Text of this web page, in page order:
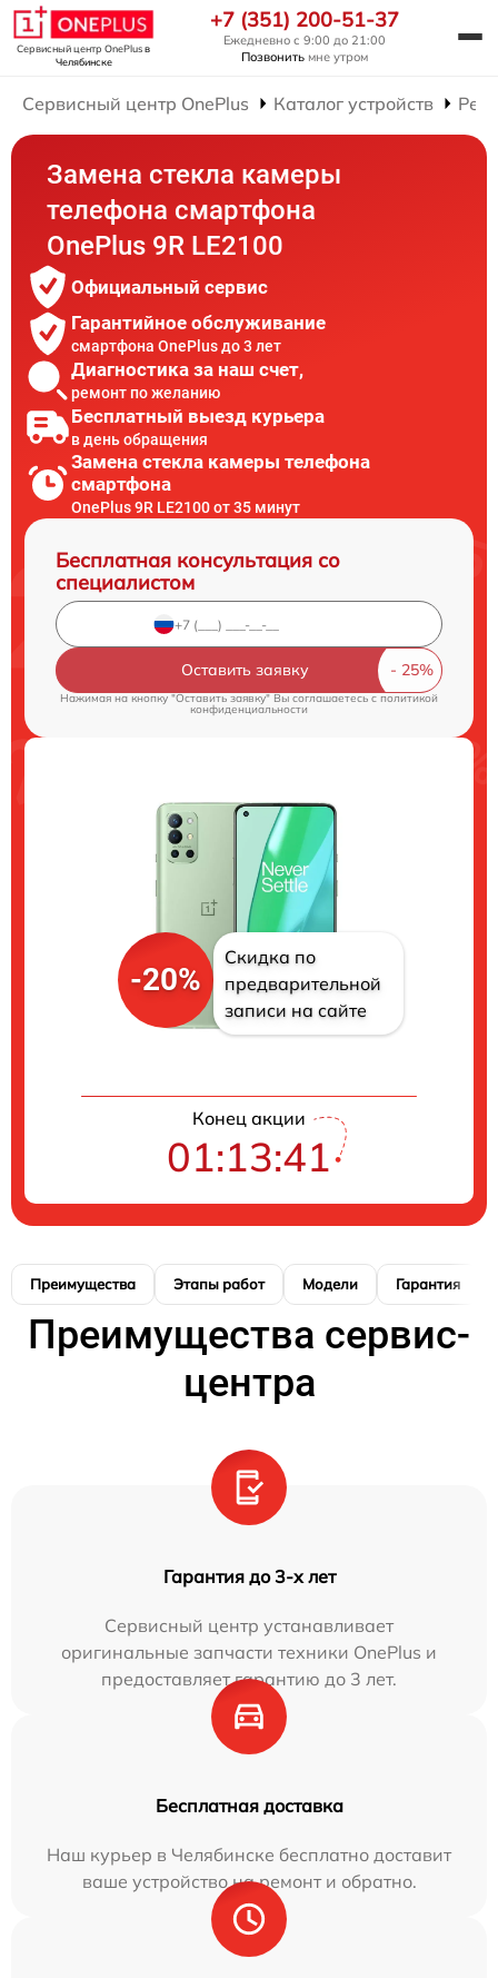
Сервисный центр OnePlusв
Челябинске
+7 (351) 200-51-37
Ежедневно с 9:00 до 21:00
Позвонить мне утром
Сервисный центр OnePlus Каталог устройств
Замена стекла камеры
телефона смартфона
OnePlus 9R LE2100
Официальный сервис
Гарантийное обслуживание
смартфона OnePlus до 3 лет
Диагностика за наш счет,
ремонт по желанию
Бесплатный выезд курьера
в день обращения
Замена стекла камеры телефона
смартфона
OnePlus 9R LE2100 от 35 минут
Бесплатная консультация со
специалистом
Оставить заявку
Нажимая на кнопку "Оставить заявку" Вы соглашаетесь c политикой
конфиденциальности
-20%
Скидка по
предварительной
записи на сайте
Конец акции
01:13:40
Преимущества Этапы работ Модели Гарантия
Преимущества сервис-
центра
Гарантия до 3-х лет
Сервисный центр устанавливает
оригинальные запчасти техники OnePlus и
предоставляет гарантию до 3 лет.
Бесплатная доставка
Наш курьер в Челябинске бесплатно доставит
ваше устройство на ремонт и обратно.